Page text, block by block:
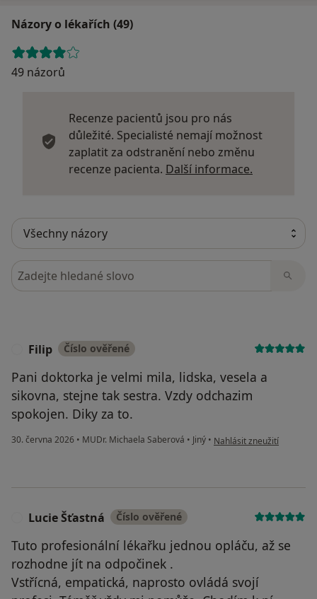
Názory o lékařích (49)
49 názorů
Recenze pacientů jsou pro nás
důležité. Specialisté nemají možnost
zaplatit za odstranění nebo změnu
recenze pacienta. Další informace.
Hledejte v názorech
Filip Číslo ověřené
Pani doktorka je velmi mila, lidska, vesela a
sikovna, stejne tak sestra. Vzdy odchazim
spokojen. Diky za to.
30. června 2026 • MUDr. Michaela Saberová • Jiný • podle názoru uživatele
Nahlásit zneužití
Lucie Šťastná Číslo ověřené
Tuto profesionální lékařku jednou opláču, až se
rozhodne jít na odpočinek .
Vstřícná, empatická, naprosto ovládá svojí